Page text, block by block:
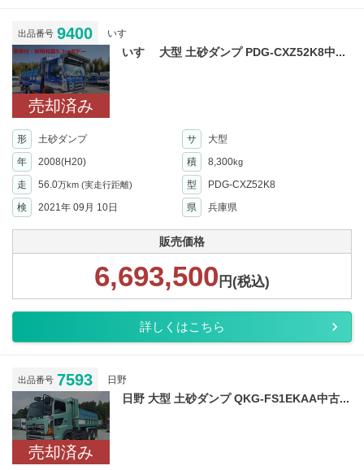
出品番号 9400 いすゞ
売却済み
いすゞ 大型 土砂ダンプ PDG-CXZ52K8中...
形 土砂ダンプ サ
大型
年
2008(H20) 積 8,300kg
走 56.0万km (実走行距離) 型
PDG-CXZ52K8
検
2021年 09月 10日 県 兵庫県
販売価格
6,693,500 円(税込)
詳しくはこちら
出品番号 7593 日野
売却済み
日野 大型 土砂ダンプ QKG-FS1EKAA中古...